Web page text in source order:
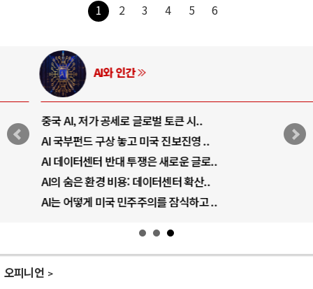
1 2 3 4 5 6
AI와 인간
중국 AI, 저가 공세로 글로벌 토큰 시..
AI 국부펀드 구상 놓고 미국 진보진영 ..
AI 데이터센터 반대 투쟁은 새로운 글로..
AI의 숨은 환경 비용: 데이터센터 확산..
AI는 어떻게 미국 민주주의를 잠식하고 ..
오피니언